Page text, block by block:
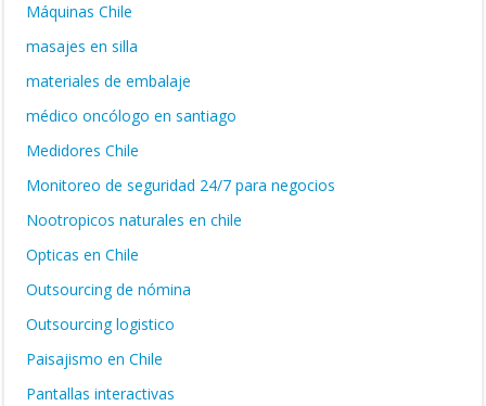
Máquinas Chile
masajes en silla
materiales de embalaje
médico oncólogo en santiago
Medidores Chile
Monitoreo de seguridad 24/7 para negocios
Nootropicos naturales en chile
Opticas en Chile
Outsourcing de nómina
Outsourcing logistico
Paisajismo en Chile
Pantallas interactivas